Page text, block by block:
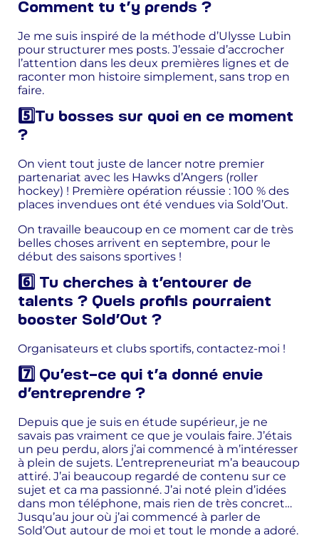
Comment tu t’y prends ?
Je me suis inspiré de la méthode d’Ulysse Lubin
pour structurer mes posts. J’essaie d’accrocher
l’attention dans les deux premières lignes et de
raconter mon histoire simplement, sans trop en
faire.
5️⃣Tu bosses sur quoi en ce moment
?
On vient tout juste de lancer notre premier
partenariat avec les Hawks d’Angers (roller
hockey) ! Première opération réussie : 100 % des
places invendues ont été vendues via Sold’Out.
On travaille beaucoup en ce moment car de très
belles choses arrivent en septembre, pour le
début des saisons sportives !
6️⃣ Tu cherches à t’entourer de
talents ? Quels profils pourraient
booster Sold’Out ?
Organisateurs et clubs sportifs, contactez-moi !
7️⃣ Qu’est-ce qui t’a donné envie
d’entreprendre ?
Depuis que je suis en étude supérieur, je ne
savais pas vraiment ce que je voulais faire. J’étais
un peu perdu, alors j’ai commencé à m’intéresser
à plein de sujets. L’entrepreneuriat m’a beaucoup
attiré. J’ai beaucoup regardé de contenu sur ce
sujet et ca ma passionné. J’ai noté plein d’idées
dans mon téléphone, mais rien de très concret…
Jusqu’au jour où j’ai commencé à parler de
Sold’Out autour de moi et tout le monde a adoré.